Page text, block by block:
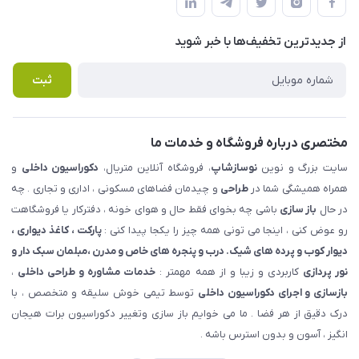
لیست محصولات
درباره ما
حریم خصوصی
راهنما
پرسش های متداول
از جدید‌ترین تخفیف‌ها با‌ خبر شوید
ثبت
مختصری درباره فروشگاه و خدمات ما
سایت بزرگ و نویننوسازشاپ، فروشگاه آنلاین متریال، دکوراسیون داخلی و
همراه همیشگی شما درطراحی و چیدمان فضاهای مسکونی ، اداری و تجاری . چه
در حال باز سازی باشی چه بخوای فقط حال و هوای خونه ، دفترکار یا فروشگاهت
رو عوض کنی ، اینجا می تونی همه چیز را یکجا پیدا کنی :پارکت ، کاغذ دیواری ،
دیوار کوب و پرده های شیک. درب و پنجره های خاص و مدرن ،مبلمان سبک دار و
نور پردازی کاربردی و زیبا و از همه مهمتر : خدمات مشاوره و طراحی داخلی ،
بازسازی و اجرای دکوراسیون داخلی توسط تیمی خوش سلیقه و متخصص ، با
درک دقیق از هر فضا . ما می خوایم باز سازی وتغییر دکوراسیون برات هیجان
انگیز ، آسون و بدون استرس باشه .